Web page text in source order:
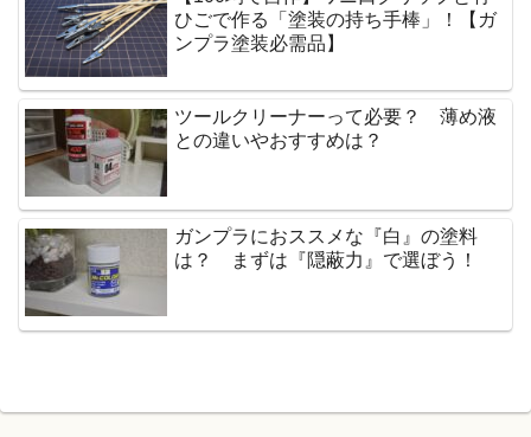
ひごで作る「塗装の持ち手棒」！【ガ
ンプラ塗装必需品】
ツールクリーナーって必要？ 薄め液
との違いやおすすめは？
ガンプラにおススメな『白』の塗料
は？ まずは『隠蔽力』で選ぼう！